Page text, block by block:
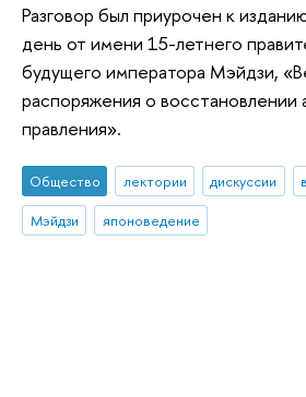
Разговор был приурочен к
день от имени 15-летнего
будущего императора Мэйдзи,
распоряжения о восстановлении
правления».
Общество лектории дискуссии
Мэйдзи
японоведение